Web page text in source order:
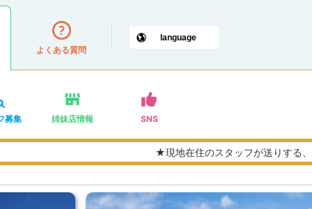
よくある質問
募集 姉妹店情報 SNS
★現地在住のスタッフが送りする、現地